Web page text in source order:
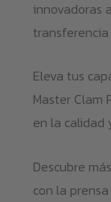
innovadoras
Eleva tus
Master Clam
en la calidad
Descubre
con la